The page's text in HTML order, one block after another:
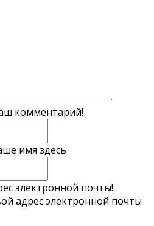
комментарий!
имя здесь
электронной почты!
адрес электронной почты